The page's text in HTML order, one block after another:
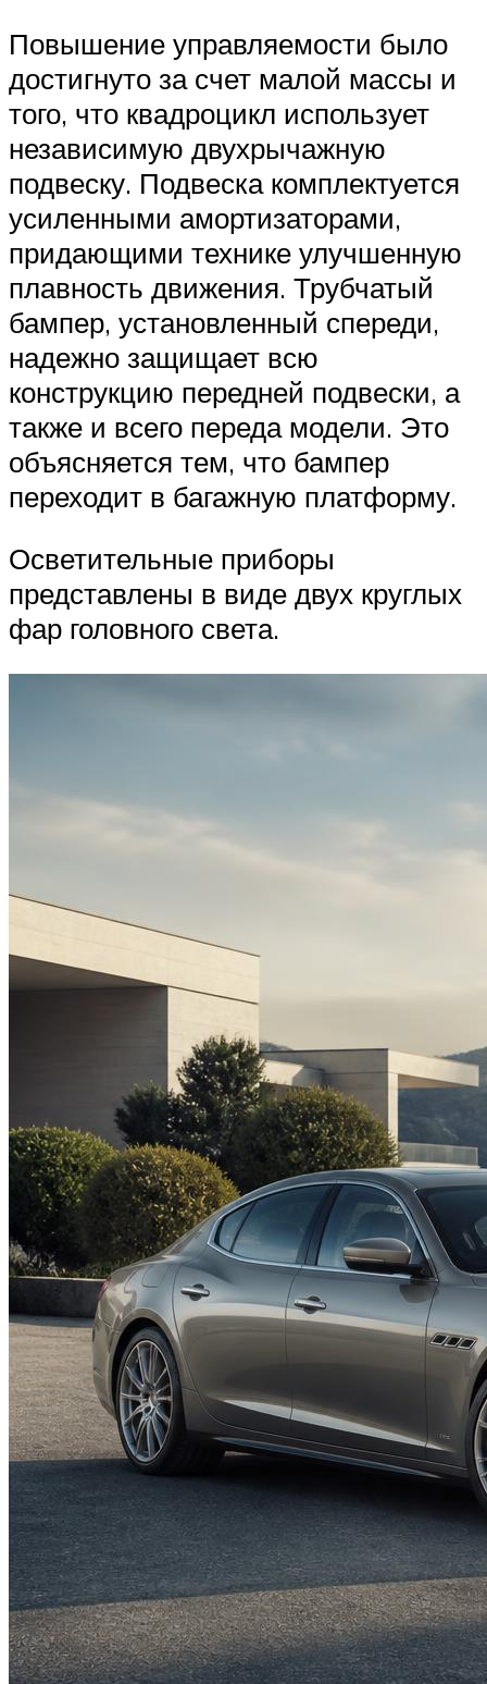
Повышение управляемости было
достигнуто за счет малой массы и
того, что квадроцикл использует
независимую двухрычажную
подвеску. Подвеска комплектуется
усиленными амортизаторами,
придающими технике улучшенную
плавность движения. Трубчатый
бампер, установленный спереди,
надежно защищает всю
конструкцию передней подвески, а
также и всего переда модели. Это
объясняется тем, что бампер
переходит в багажную платформу.
Осветительные приборы
представлены в виде двух круглых
фар головного света.